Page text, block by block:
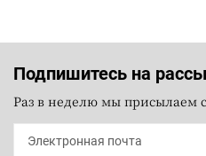
Подпишитесь на
Раз в неделю мы присылаем